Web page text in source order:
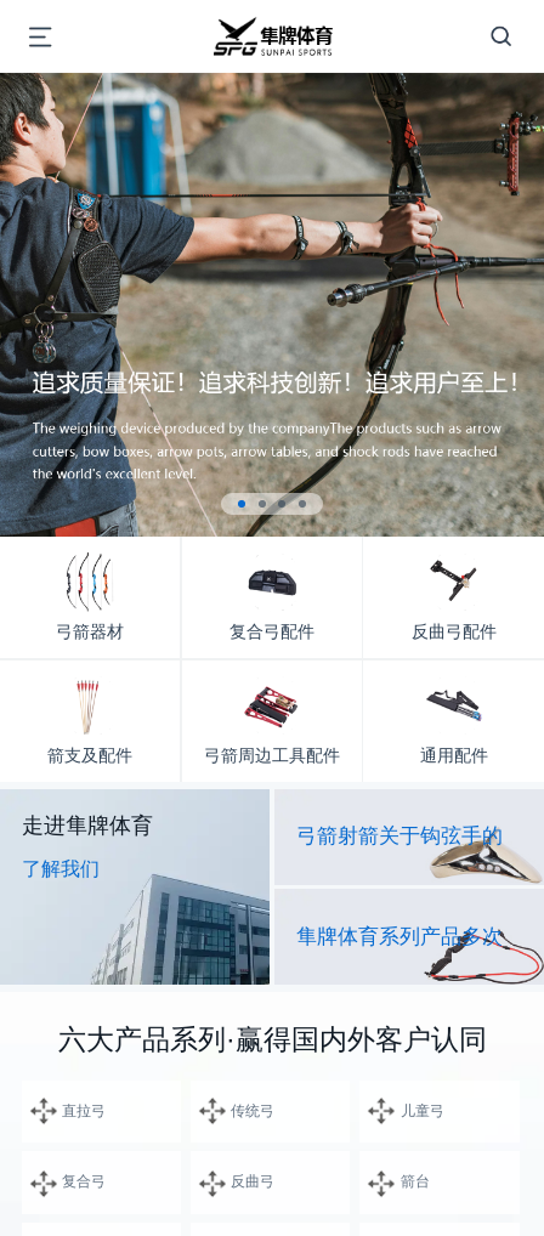
弓箭器材 复合弓配件 反曲弓配件
箭支及配件 弓箭周边工具配件 通用配件
走进隼牌体育
了解我们
弓箭射箭关于钩弦手的
隼牌体育系列产品多次
六大产品系列·赢得国内外客户认同
直拉弓 传统弓 儿童弓
复合弓 反曲弓 箭台